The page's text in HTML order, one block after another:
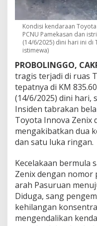
Kondisi kendaraan
PCNU Pamekasan dan
(14/6/2025) dini hari ini di
istimewa)
PROBOLINGGO,
tragis terjadi di ruas
tepatnya di KM
(14/6/2025) dini hari,
Insiden tabrakan
Toyota Innova Zenix
mengakibatkan dua
dan satu luka ringan.
Kecelakaan bermula
Zenix dengan nomor
arah Pasuruan
Diduga, sang
kehilangan
mengendalikan